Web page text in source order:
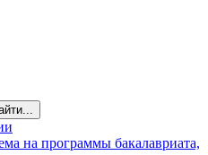
на программы бакалавриата,